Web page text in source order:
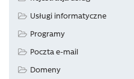
Usługi informatyczne
Programy
Poczta e-mail
Domeny